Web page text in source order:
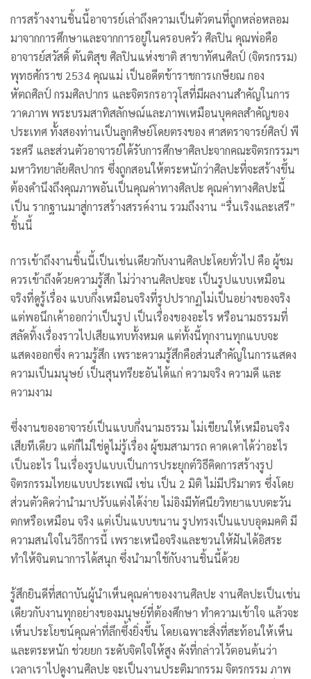
การสร้างงานชิ้นนี้อาจารย์เล่าถึงความเป็นตัวตนที่ถูกหล่อหลอม
มาจากการศึกษาและจากการอยู่ในครอบครัว ศิลปิน คุณพ่อคือ
อาจารย์สวัสดิ์ ตันติสุข ศิลปินแห่งชาติ สาขาทัศนศิลป์ (จิตรกรรม)
พุทธศักราช 2534 คุณแม่ เป็นอดีตข้าราชการเกษียณ กอง
หัตถศิลป์ กรมศิลปากร และจิตรกรอาวุโสที่มีผลงานสำคัญในการ
วาดภาพ พระบรมสาทิสลักษณ์และภาพเหมือนบุคคลสำคัญของ
ประเทศ ทั้งสองท่านเป็นลูกศิษย์โดยตรงของ ศาสตราจารย์ศิลป์ พี
ระศรี และส่วนตัวอาจารย์ได้รับการศึกษาศิลปะจากคณะจิตรกรรมฯ
มหาวิทยาลัยศิลปากร ซึ่งถูกสอนให้ตระหนักว่าศิลปะที่จะสร้างขึ้น
ต้องคำนึงถึงคุณภาพอันเป็นคุณค่าทางศิลปะ คุณค่าทางศิลปะนี้
เป็น รากฐานมาสู่การสร้างสรรค์งาน รวมถึงงาน “รื่นเริงและเสรี”
ชิ้นนี้
การเข้าถึงงานชิ้นนี้เป็นเช่นเดียวกับงานศิลปะโดยทั่วไป คือ ผู้ชม
ควรเข้าถึงด้วยความรู้สึก ไม่ว่างานศิลปะจะ เป็นรูปแบบเหมือน
จริงที่ดูรู้เรื่อง แบบกึ่งเหมือนจริงที่รูปปรากฏไม่เป็นอย่างของจริง
แต่พอนึกเค้าออกว่าเป็นรูป เป็นเรื่องของอะไร หรือนามธรรมที่
สลัดทิ้งเรื่องราวไปเสียแทบทั้งหมด แต่ทั้งนี้ทุกงานทุกแบบจะ
แสดงออกซึ่ง ความรู้สึก เพราะความรู้สึกคือส่วนสำคัญในการแสดง
ความเป็นมนุษย์ เป็นสุนทรียะอันได้แก่ ความจริง ความดี และ
ความงาม
ซึ่งงานของอาจารย์เป็นแบบกึ่งนามธรรม ไม่เขียนให้เหมือนจริง
เสียทีเดียว แต่ก็ไม่ใช่ดูไม่รู้เรื่อง ผู้ชมสามารถ คาดเดาได้ว่าอะไร
เป็นอะไร ในเรื่องรูปแบบเป็นการประยุกต์วิธีคิดการสร้างรูป
จิตรกรรมไทยแบบประเพณี เช่น เป็น 2 มิติ ไม่มีปริมาตร ซึ่งโดย
ส่วนตัวคิดว่านำมาปรับแต่งได้ง่าย ไม่อิงมีทัศนียวิทยาแบบตะวัน
ตกหรือเหมือน จริง แต่เป็นแบบขนาน รูปทรงเป็นแบบอุดมคติ มี
ความสนใจในวิธีการนี้ เพราะเหนือจริงและชวนให้ฝันได้อิสระ
ทำให้จินตนาการได้สนุก ซึ่งนำมาใช้กับงานชิ้นนี้ด้วย
รู้สึกยินดีที่สถาบันผู้นำเห็นคุณค่าของงานศิลปะ งานศิลปะเป็นเช่น
เดียวกับงานทุกอย่างของมนุษย์ที่ต้องศึกษา ทำความเข้าใจ แล้วจะ
เห็นประโยชน์คุณค่าที่ลึกซึ้งยิ่งขึ้น โดยเฉพาะสิ่งที่สะท้อนให้เห็น
และตระหนัก ช่วยยก ระดับจิตใจให้สูง ดังที่กล่าวไว้ตอนต้นว่า
เวลาเราไปดูงานศิลปะ จะเป็นงานประติมากรรม จิตรกรรม ภาพ